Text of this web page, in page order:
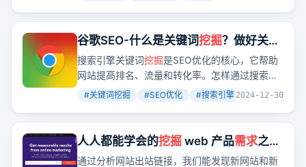
在短短两个月内通过用户付费赚取了8.2万人民
币，而同样的流量如果仅靠广告收入则仅有1.9
万。这巨大的差异让人不禁思考，我们是否也能
通过满足这些需求来实现盈利呢？
谷歌SEO-什么是关键词挖掘？做好关键
词的挖掘只需掌握这3种方法！
搜索引擎关键词挖掘是SEO优化的核心，它帮助
网站提高排名、流量和转化率。怎样通过搜索引
擎自动完成、Google Adwords工具和分析竞争
#关键词挖掘 #SEO优化 #搜索引擎 +2
2024-12-30
人人都能学会的挖掘 web 产品需求之从
出站域名发现新需求 新产品
通过分析网站出站链接，我们能发现新网站和新